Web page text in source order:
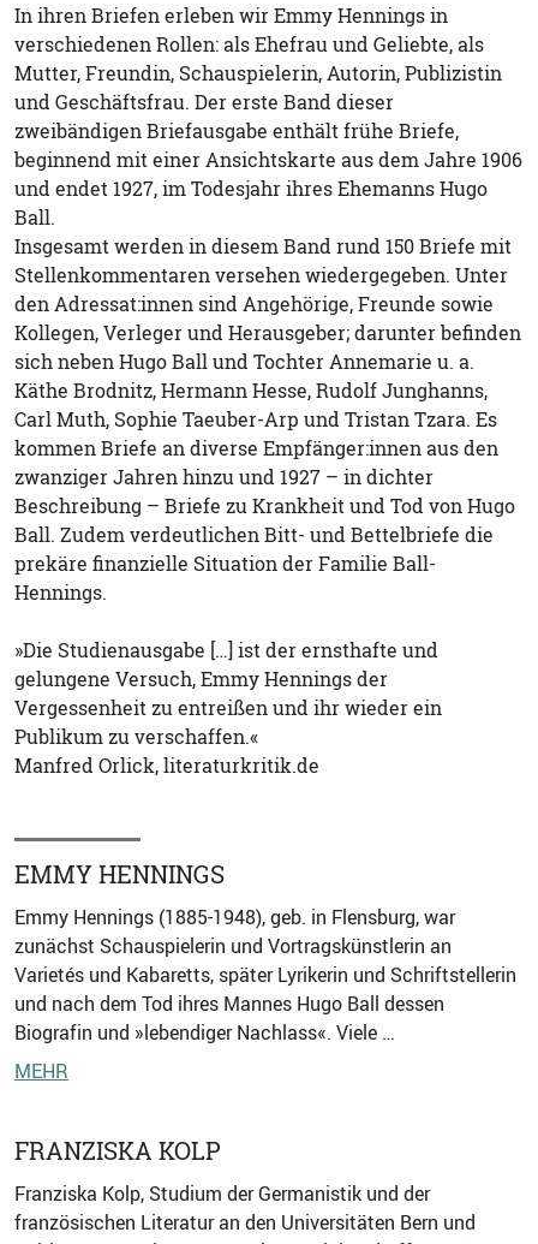
In ihren Briefen erleben wir Emmy Hennings in
verschiedenen Rollen: als Ehefrau und Geliebte, als
Mutter, Freundin, Schauspielerin, Autorin, Publizistin
und Geschäftsfrau. Der erste Band dieser
zweibändigen Briefausgabe enthält frühe Briefe,
beginnend mit einer Ansichtskarte aus dem Jahre 1906
und endet 1927, im Todesjahr ihres Ehemanns Hugo
Ball.
Insgesamt werden in diesem Band rund 150 Briefe mit
Stellenkommentaren versehen wiedergegeben. Unter
den Adressat:innen sind Angehörige, Freunde sowie
Kollegen, Verleger und Herausgeber; darunter befinden
sich neben Hugo Ball und Tochter Annemarie u. a.
Käthe Brodnitz, Hermann Hesse, Rudolf Junghanns,
Carl Muth, Sophie Taeuber-Arp und Tristan Tzara. Es
kommen Briefe an diverse Empfänger:innen aus den
zwanziger Jahren hinzu und 1927 – in dichter
Beschreibung – Briefe zu Krankheit und Tod von Hugo
Ball. Zudem verdeutlichen Bitt- und Bettelbriefe die
prekäre finanzielle Situation der Familie Ball-
Hennings.
»Die Studienausgabe […] ist der ernsthafte und
gelungene Versuch, Emmy Hennings der
Vergessenheit zu entreißen und ihr wieder ein
Publikum zu verschaffen.«
Manfred Orlick, literaturkritik.de
EMMY HENNINGS
Emmy Hennings (1885-1948), geb. in Flensburg, war
zunächst Schauspielerin und Vortragskünstlerin an
Varietés und Kabaretts, später Lyrikerin und Schriftstellerin
und nach dem Tod ihres Mannes Hugo Ball dessen
Biografin und »lebendiger Nachlass«. Viele …
MEHR
FRANZISKA KOLP
Franziska Kolp, Studium der Germanistik und der
französischen Literatur an den Universitäten Bern und